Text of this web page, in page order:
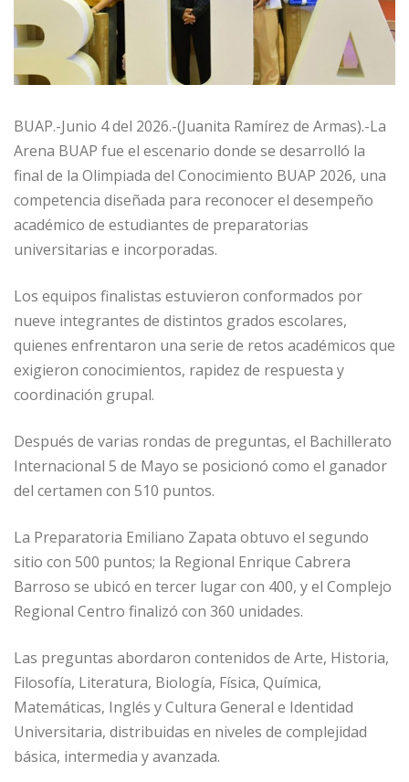
BUAP.-Junio 4 del 2026.-(Juanita Ramírez de Armas).-La
Arena BUAP fue el escenario donde se desarrolló la
final de la Olimpiada del Conocimiento BUAP 2026, una
competencia diseñada para reconocer el desempeño
académico de estudiantes de preparatorias
universitarias e incorporadas.
Los equipos finalistas estuvieron conformados por
nueve integrantes de distintos grados escolares,
quienes enfrentaron una serie de retos académicos que
exigieron conocimientos, rapidez de respuesta y
coordinación grupal.
Después de varias rondas de preguntas, el Bachillerato
Internacional 5 de Mayo se posicionó como el ganador
del certamen con 510 puntos.
La Preparatoria Emiliano Zapata obtuvo el segundo
sitio con 500 puntos; la Regional Enrique Cabrera
Barroso se ubicó en tercer lugar con 400, y el Complejo
Regional Centro finalizó con 360 unidades.
Las preguntas abordaron contenidos de Arte, Historia,
Filosofía, Literatura, Biología, Física, Química,
Matemáticas, Inglés y Cultura General e Identidad
Universitaria, distribuidas en niveles de complejidad
básica, intermedia y avanzada.